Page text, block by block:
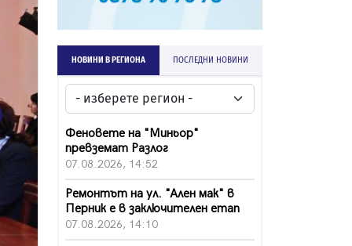
НОВИНИ В РЕГИОНА ПОСЛЕДНИ НОВИНИ
Феновете на "Миньор"
превземат Разлог
07.08.2026, 14:52
Ремонтът на ул. "Ален мак" в
Перник е в заключителен етап
07.08.2026, 14:10